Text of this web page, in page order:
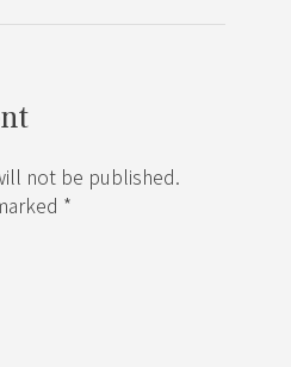
not be published.
*